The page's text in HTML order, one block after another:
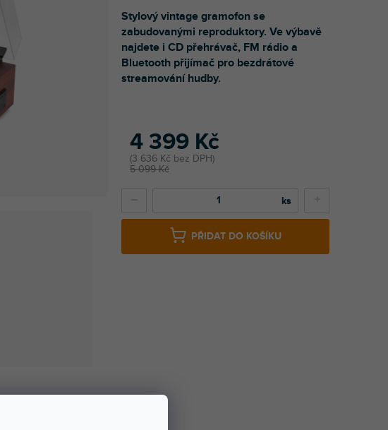
5 099 Kč
4 399 Kč
3 636 Kč bez DPH
PŘIDAT DO KOŠÍKU
Stylový vintage gramofon se
zabudovanými reproduktory. Ve výbavě
najdete i CD přehrávač, FM rádio a
Bluetooth přijímač pro bezdrátové
streamování hudby.